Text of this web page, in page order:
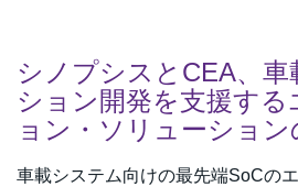
シノプシスとCEA、車
ション開発を支援する
ョン・ソリューショ
車載システム向けの最先端SoCの